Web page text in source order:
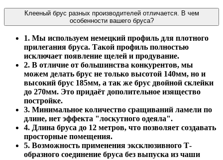
Клееный брус разных производителей отличается. В чем
особенности вашего бруса?
1. Мы используем немецкий профиль для плотного
прилегания бруса. Такой профиль полностью
исключает появление щелей и продувание.
2. В отличие от большинства конкурентов, мы
можем делать брус не только высотой 140мм, но и
высокий брус 185мм, а так же брус двойной склейки
до 270мм. Это придаёт дополительное изящество
постройке.
3. Минимальное количество сращиваний ламели по
длине, нет эффекта "лоскутного одеяла".
4. Длина бруса до 12 метров, что позволяет создавать
просторные помещения.
5. Возможность применения эксклюзивного Т-
образного соединение бруса без выпуска из чаши